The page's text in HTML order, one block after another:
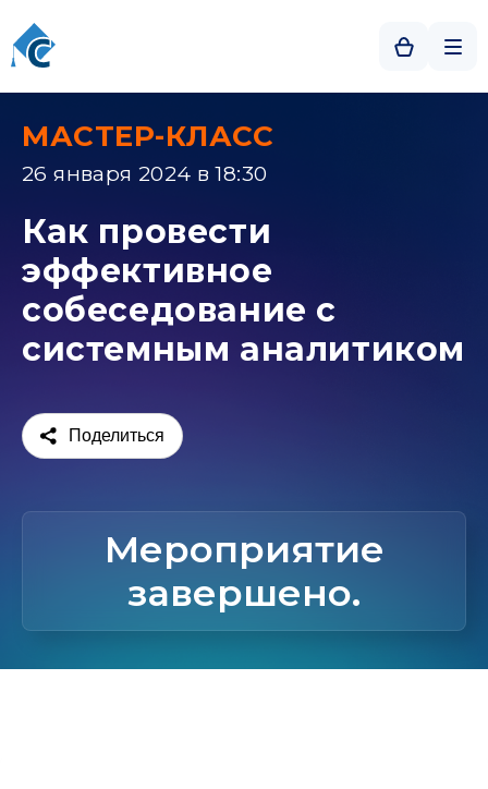
МАСТЕР-КЛАСС
26 января 2024 в 18:30
Как провести
эффективное
собеседование с
системным аналитиком
Поделиться
Мероприятие
завершено.